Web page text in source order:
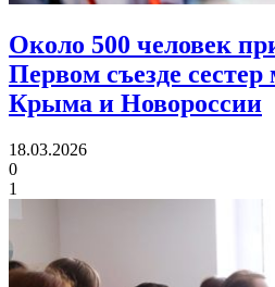
Около 500 человек
Первом съезде
Крыма и Новороссии
18.03.2026
0
1